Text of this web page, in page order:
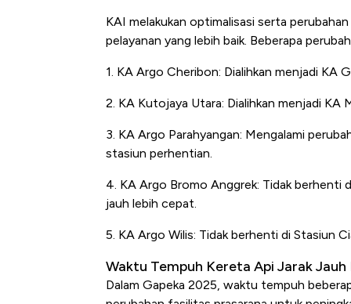
KAI melakukan optimalisasi serta
pelayanan yang lebih baik. Beberapa
1. KA Argo Cheribon: Dialihkan menjadi KA
2. KA Kutojaya Utara: Dialihkan menjadi KA
3. KA Argo Parahyangan: Mengalami
stasiun perhentian.
4. KA Argo Bromo Anggrek: Tidak berhenti
jauh lebih cepat.
5. KA Argo Wilis: Tidak berhenti di Stasiun
Waktu Tempuh Kereta Api Jarak Jauh
Dalam Gapeka 2025, waktu tempuh